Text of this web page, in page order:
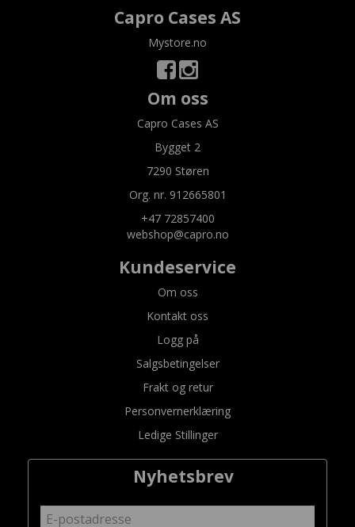
Capro Cases AS
Mystore.no
Om oss
Capro Cases AS
Bygget 2
7290 Støren
Org. nr. 912665801
+47 72857400
webshop@capro.no
Kundeservice
Om oss
Kontakt oss
Logg på
Salgsbetingelser
Frakt og retur
Personvernerklæring
Ledige Stillinger
Nyhetsbrev